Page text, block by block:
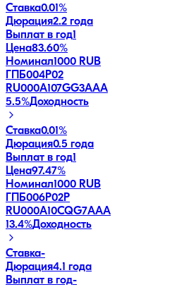
Ставка0.01%
Дюрация2.2 года
Выплат в год1
Цена83.60%
Номинал1000 RUB
ГПБ004Р02
RU000A107GG3AAA
5.5%Доходность
Ставка0.01%
Дюрация0.5 года
Выплат в год1
Цена97.47%
Номинал1000 RUB
ГПБ006Р02P
RU000A10CQG7AAA
13.4%Доходность
Ставка-
Дюрация4.1 года
Выплат в год-